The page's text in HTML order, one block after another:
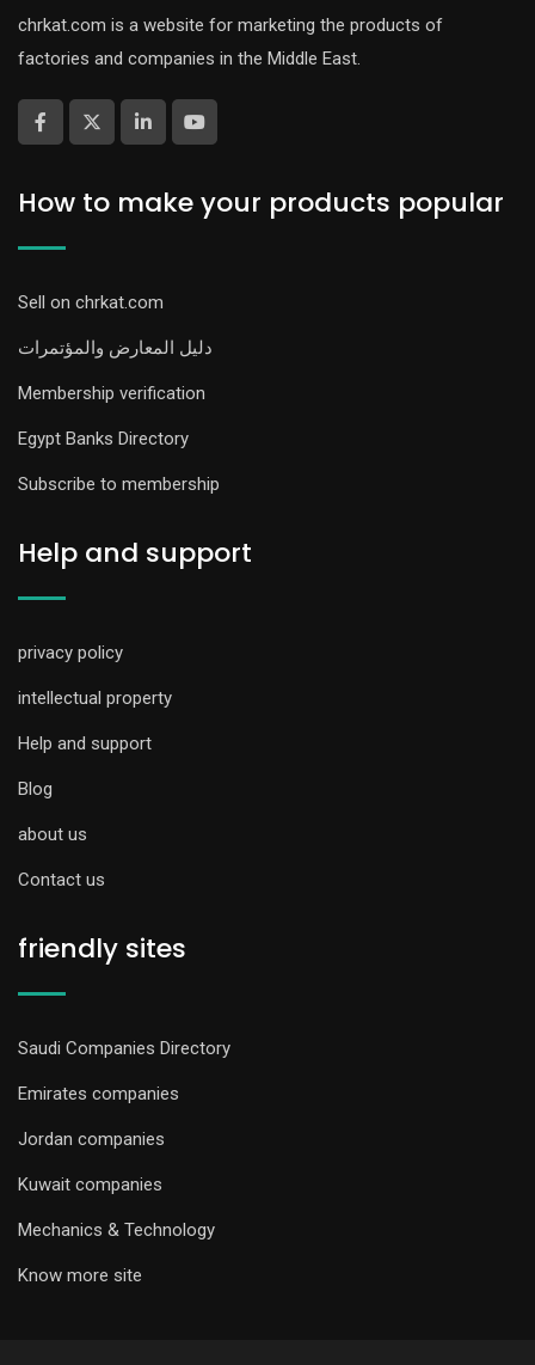
chrkat.com is a website for marketing the products of
factories and companies in the Middle East.
How to make your products popular
Sell on chrkat.com
دليل المعارض والمؤتمرات
Membership verification
Egypt Banks Directory
Subscribe to membership
Help and support
privacy policy
intellectual property
Help and support
Blog
about us
Contact us
friendly sites
Saudi Companies Directory
Emirates companies
Jordan companies
Kuwait companies
Mechanics & Technology
Know more site